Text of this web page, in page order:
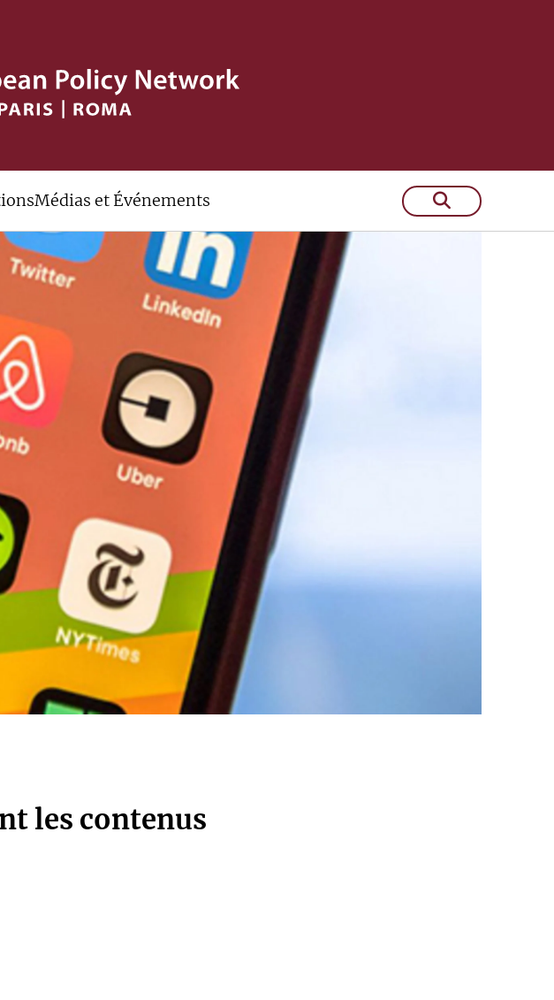
Médias et Événements
les contenus